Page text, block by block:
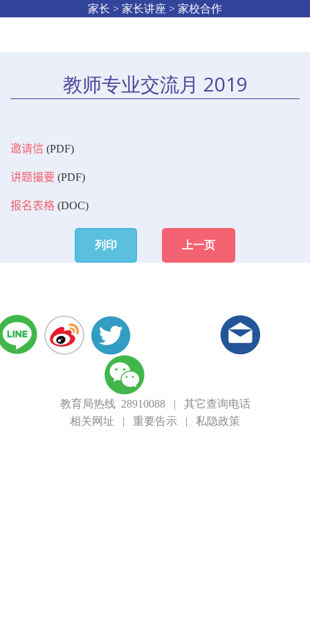
家长 > 家长讲座 > 家校合作
教师专业交流月 2019
邀请信 (PDF)
讲题撮要 (PDF)
报名表格 (DOC)
列印 上一页
教育局热线 28910088| 其它查询电话
相关网址 | 重要告示 | 私隐政策